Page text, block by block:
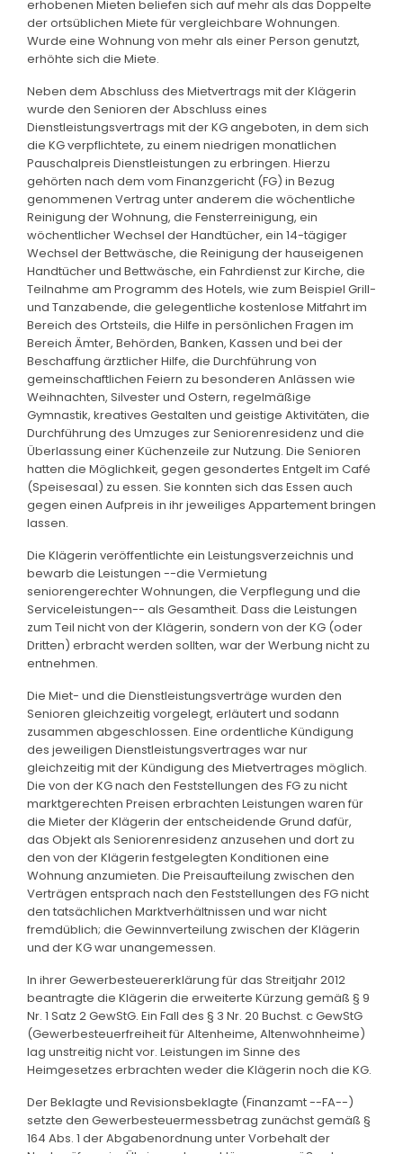
erhobenen Mieten beliefen sich auf mehr als das Doppelte
der ortsüblichen Miete für vergleichbare Wohnungen.
Wurde eine Wohnung von mehr als einer Person genutzt,
erhöhte sich die Miete.
Neben dem Abschluss des Mietvertrags mit der Klägerin
wurde den Senioren der Abschluss eines
Dienstleistungsvertrags mit der KG angeboten, in dem sich
die KG verpflichtete, zu einem niedrigen monatlichen
Pauschalpreis Dienstleistungen zu erbringen. Hierzu
gehörten nach dem vom Finanzgericht (FG) in Bezug
genommenen Vertrag unter anderem die wöchentliche
Reinigung der Wohnung, die Fensterreinigung, ein
wöchentlicher Wechsel der Handtücher, ein 14-tägiger
Wechsel der Bettwäsche, die Reinigung der hauseigenen
Handtücher und Bettwäsche, ein Fahrdienst zur Kirche, die
Teilnahme am Programm des Hotels, wie zum Beispiel Grill-
und Tanzabende, die gelegentliche kostenlose Mitfahrt im
Bereich des Ortsteils, die Hilfe in persönlichen Fragen im
Bereich Ämter, Behörden, Banken, Kassen und bei der
Beschaffung ärztlicher Hilfe, die Durchführung von
gemeinschaftlichen Feiern zu besonderen Anlässen wie
Weihnachten, Silvester und Ostern, regelmäßige
Gymnastik, kreatives Gestalten und geistige Aktivitäten, die
Durchführung des Umzuges zur Seniorenresidenz und die
Überlassung einer Küchenzeile zur Nutzung. Die Senioren
hatten die Möglichkeit, gegen gesondertes Entgelt im Café
(Speisesaal) zu essen. Sie konnten sich das Essen auch
gegen einen Aufpreis in ihr jeweiliges Appartement bringen
lassen.
Die Klägerin veröffentlichte ein Leistungsverzeichnis und
bewarb die Leistungen --die Vermietung
seniorengerechter Wohnungen, die Verpflegung und die
Serviceleistungen-- als Gesamtheit. Dass die Leistungen
zum Teil nicht von der Klägerin, sondern von der KG (oder
Dritten) erbracht werden sollten, war der Werbung nicht zu
entnehmen.
Die Miet- und die Dienstleistungsverträge wurden den
Senioren gleichzeitig vorgelegt, erläutert und sodann
zusammen abgeschlossen. Eine ordentliche Kündigung
des jeweiligen Dienstleistungsvertrages war nur
gleichzeitig mit der Kündigung des Mietvertrages möglich.
Die von der KG nach den Feststellungen des FG zu nicht
marktgerechten Preisen erbrachten Leistungen waren für
die Mieter der Klägerin der entscheidende Grund dafür,
das Objekt als Seniorenresidenz anzusehen und dort zu
den von der Klägerin festgelegten Konditionen eine
Wohnung anzumieten. Die Preisaufteilung zwischen den
Verträgen entsprach nach den Feststellungen des FG nicht
den tatsächlichen Marktverhältnissen und war nicht
fremdüblich; die Gewinnverteilung zwischen der Klägerin
und der KG war unangemessen.
In ihrer Gewerbesteuererklärung für das Streitjahr 2012
beantragte die Klägerin die erweiterte Kürzung gemäß § 9
Nr. 1 Satz 2 GewStG. Ein Fall des § 3 Nr. 20 Buchst. c GewStG
(Gewerbesteuerfreiheit für Altenheime, Altenwohnheime)
lag unstreitig nicht vor. Leistungen im Sinne des
Heimgesetzes erbrachten weder die Klägerin noch die KG.
Der Beklagte und Revisionsbeklagte (Finanzamt --FA--)
setzte den Gewerbesteuermessbetrag zunächst gemäß §
164 Abs. 1 der Abgabenordnung unter Vorbehalt der